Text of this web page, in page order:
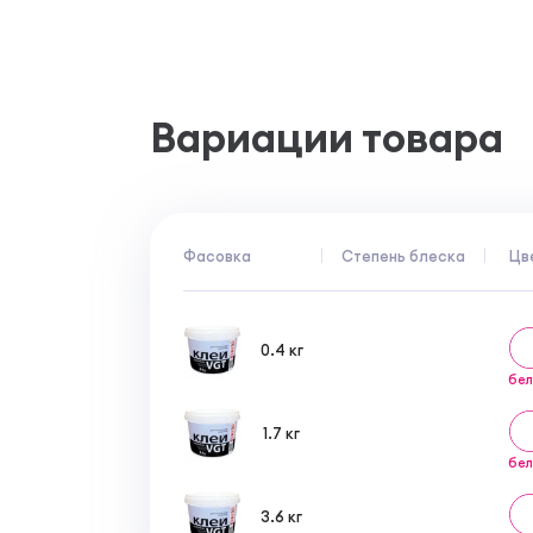
Вариации товара
Фасовка Степень блеска
0.4 кг
1.7 кг
3.6 кг